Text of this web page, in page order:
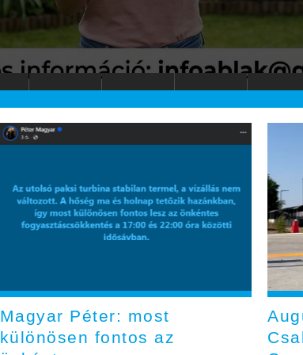
Magyar Péter: most
különösen fontos az